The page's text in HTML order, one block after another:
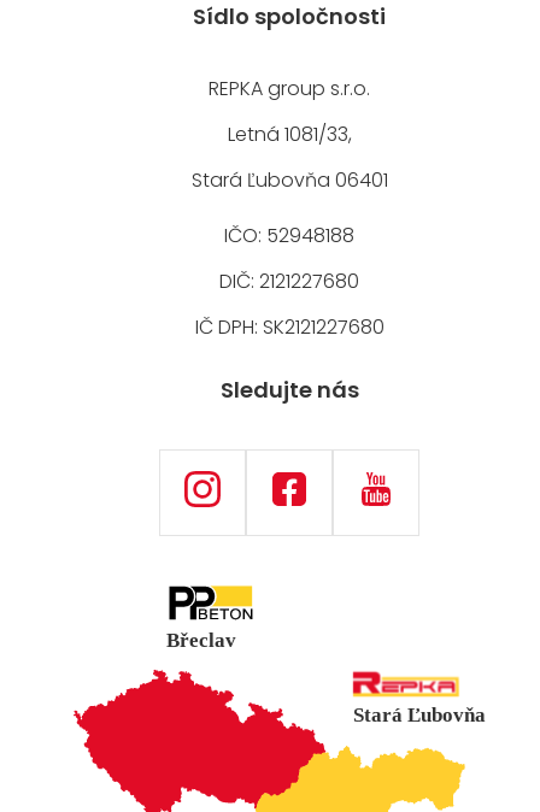
Sídlo spoločnosti
REPKA group s.r.o.
Letná 1081/33,
Stará Ľubovňa 06401
IČO: 52948188
DIČ: 2121227680
IČ DPH: SK2121227680
Sledujte nás
Stará Ľubovňa
Břeclav